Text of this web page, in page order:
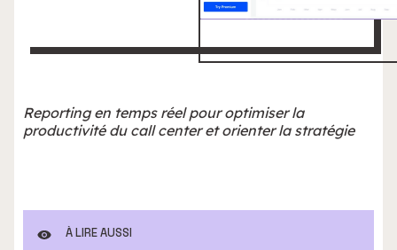
Reporting en temps réel pour optimiser la
productivité du call center et orienter la stratégie
À LIRE AUSSI